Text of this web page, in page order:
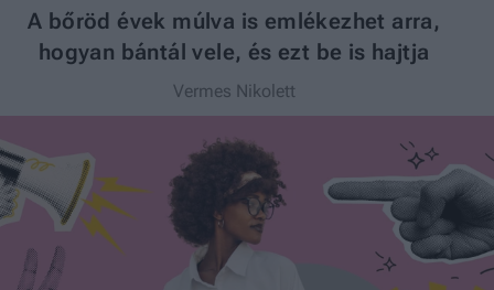
A bőröd évek múlva is emlékezhet arra,
hogyan bántál vele, és ezt be is hajtja
Vermes Nikolett